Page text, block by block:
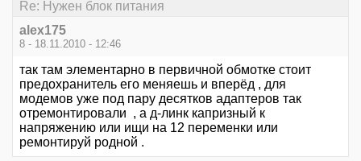
Re: Нужен блок питания
alex175
8 - 18.11.2010 - 12:46
так там элементарно в первичной обмотке стоит
предохранитель его меняешь и вперёд , для
модемов уже под пару десятков адаптеров так
отремонтировали , а д-линк капризный к
напряжению или ищи на 12 переменки или
ремонтируй родной .